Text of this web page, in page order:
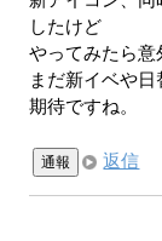
したけど
やってみたら意
まだ新イベや
期待ですね。
通報 返信